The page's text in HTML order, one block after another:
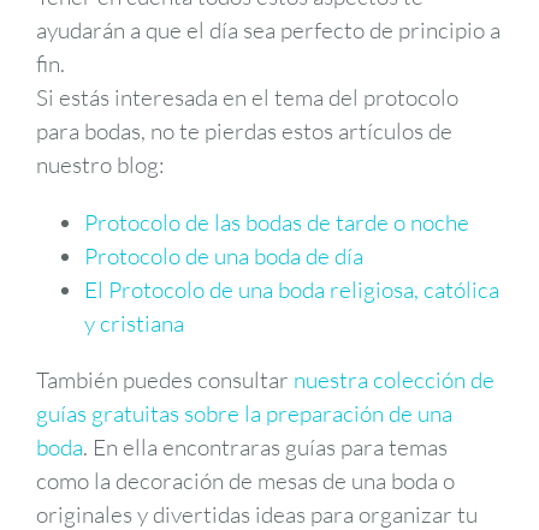
ayudarán a que el día sea perfecto de principio a
fin.
Si estás interesada en el tema del protocolo
para bodas, no te pierdas estos artículos de
nuestro blog:
Protocolo de las bodas de tarde o noche
Protocolo de una boda de día
El Protocolo de una boda religiosa, católica
y cristiana
También puedes consultar nuestra colección de
guías gratuitas sobre la preparación de una
boda. En ella encontraras guías para temas
como la decoración de mesas de una boda o
originales y divertidas ideas para organizar tu